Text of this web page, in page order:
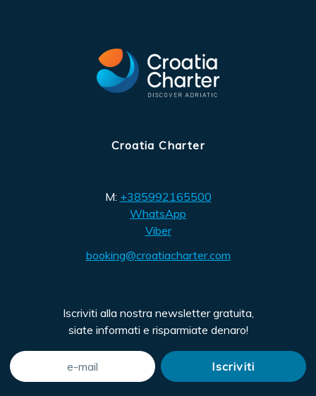
Croatia Charter
M: +385992165500
WhatsApp
Viber
booking@croatiacharter.com
Iscriviti alla nostra newsletter gratuita,
siate informati e risparmiate denaro!